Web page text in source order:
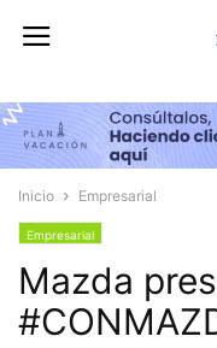
Inicio Empresarial
Empresarial
Mazda